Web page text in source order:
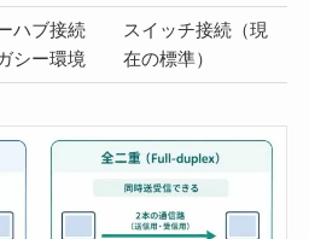
ハブ接続
シー環境
スイッチ接続（現
在の標準）